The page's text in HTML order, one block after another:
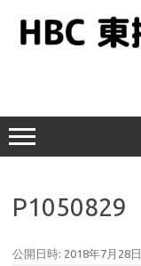
プ
P1050829
公開日時: 2018年7月28日